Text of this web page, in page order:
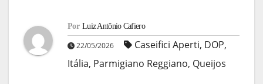
Por Luiz Antônio Cafiero
22/05/2026 Caseifici Aperti, DOP,
Itália, Parmigiano Reggiano, Queijos